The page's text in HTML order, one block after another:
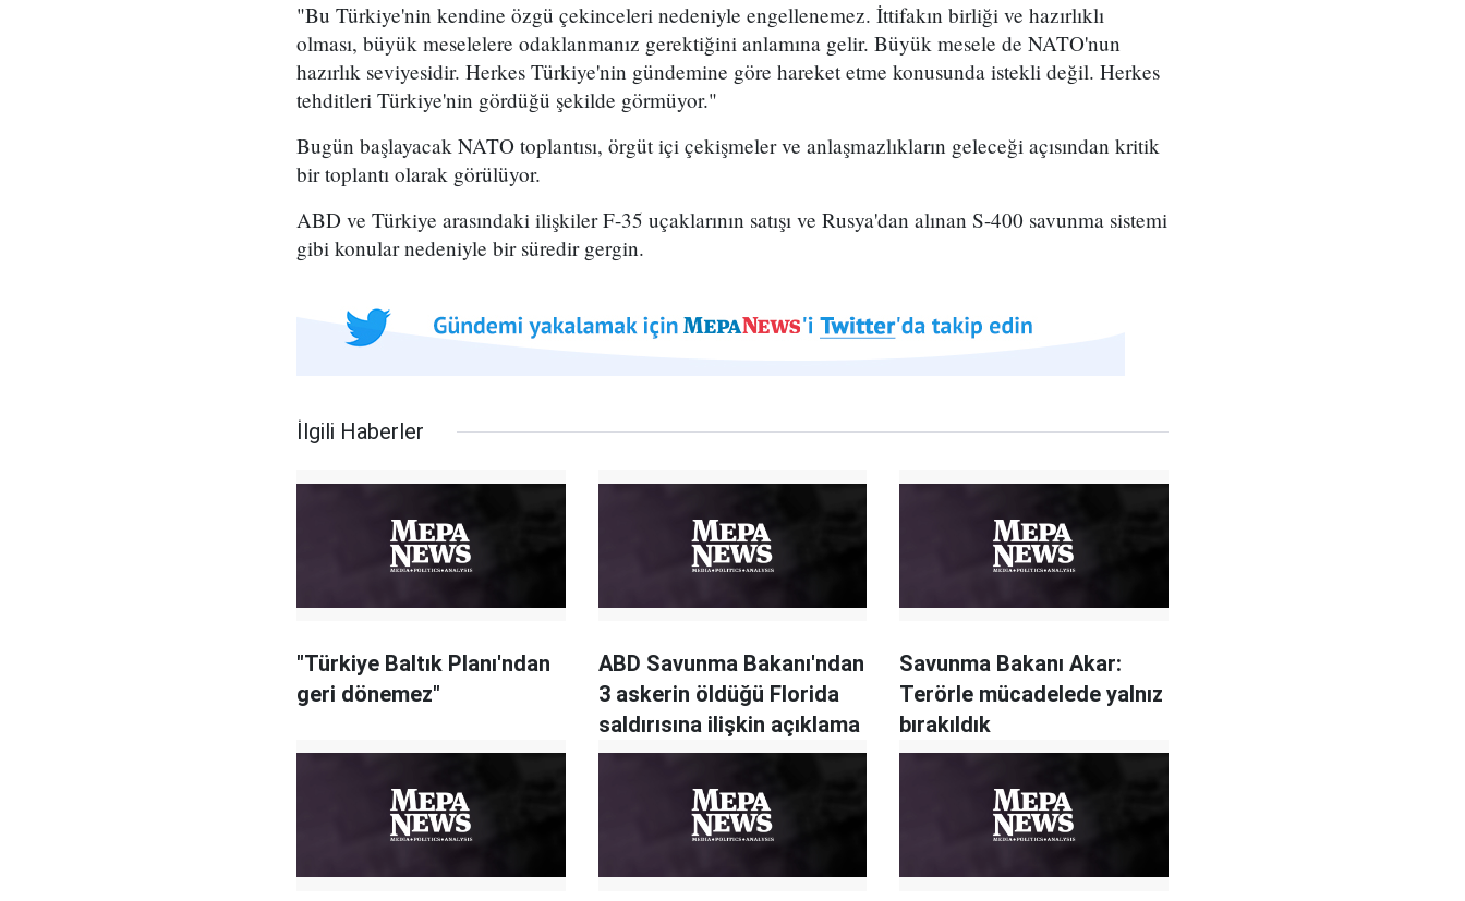
"Bu Türkiye'nin kendine özgü çekinceleri nedeniyle engellenemez. İttifakın birliği ve hazırlıklı
olması, büyük meselelere odaklanmanız gerektiğini anlamına gelir. Büyük mesele de NATO'nun
hazırlık seviyesidir. Herkes Türkiye'nin gündemine göre hareket etme konusunda istekli değil. Herkes
tehditleri Türkiye'nin gördüğü şekilde görmüyor."
Bugün başlayacak NATO toplantısı, örgüt içi çekişmeler ve anlaşmazlıkların geleceği açısından kritik
bir toplantı olarak görülüyor.
ABD ve Türkiye arasındaki ilişkiler F-35 uçaklarının satışı ve Rusya'dan alınan S-400 savunma sistemi
gibi konular nedeniyle bir süredir gergin.
İlgili Haberler
"Türkiye Baltık Planı'ndan
geri dönemez"
ABD Savunma Bakanı'ndan
3 askerin öldüğü Florida
saldırısına ilişkin açıklama
Savunma Bakanı Akar:
Terörle mücadelede yalnız
bırakıldık